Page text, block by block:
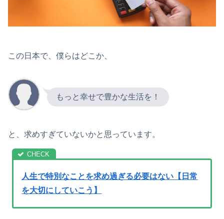
この日本で、僕らはどこか、
もっと幸せで豊かな生活を！
と、求めすぎていないかと思っています。
人生で特別なことを求め過ぎる必要はない【日常
を大切にしていこう】